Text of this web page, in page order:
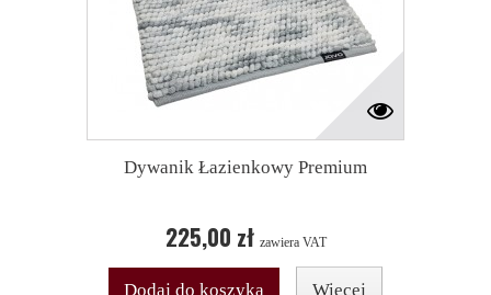
Dywanik Łazienkowy Premium
225,00 zł zawiera VAT
Dodaj do koszyka Więcej